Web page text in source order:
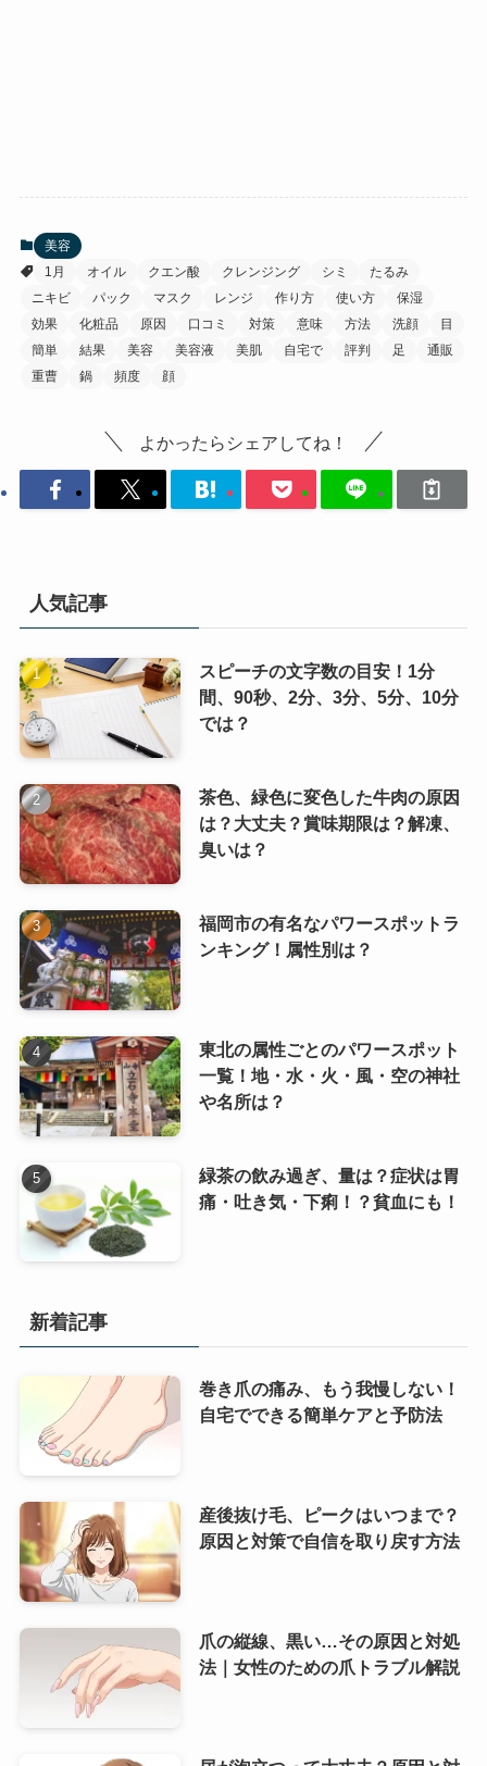
美容
1月
オイル クエン酸 クレンジング シミ
たるみ
ニキビ
パック マスク レンジ 作り方 使い方
保湿
効果
化粧品 原因 口コミ 対策 意味 方法 洗顔
目
簡単
結果 美容 美容液 美肌 自宅で 評判 足
通販
重曹
鍋 頻度 顔
よかったらシェアしてね！
人気記事
スピーチの文字数の目安！1分
間、90秒、2分、3分、5分、10分
では？
茶色、緑色に変色した牛肉の原因
は？大丈夫？賞味期限は？解凍、
臭いは？
福岡市の有名なパワースポットラ
ンキング！属性別は？
東北の属性ごとのパワースポット
一覧！地・水・火・風・空の神社
や名所は？
緑茶の飲み過ぎ、量は？症状は胃
痛・吐き気・下痢！？貧血にも！
新着記事
巻き爪の痛み、もう我慢しない！
自宅でできる簡単ケアと予防法
産後抜け毛、ピークはいつまで？
原因と対策で自信を取り戻す方法
爪の縦線、黒い…その原因と対処
法｜女性のための爪トラブル解説